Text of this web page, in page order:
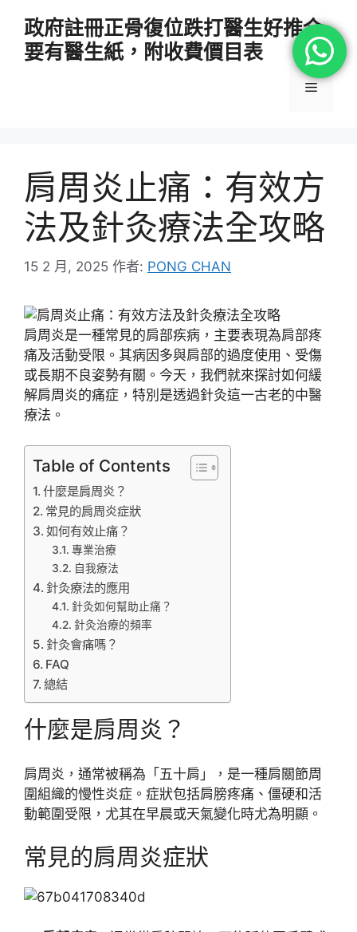
政府註冊正骨復位跌打醫生好推介
要有醫生紙，附收費價目表
選
肩周炎止痛：有效方
法及針灸療法全攻略
15 2 月, 2025 作者: PONG CHAN
肩周炎是一種常見的肩部疾病，主要表現為肩部疼
痛及活動受限。其病因多與肩部的過度使用、受傷
或長期不良姿勢有關。今天，我們就來探討如何緩
解肩周炎的痛症，特別是透過針灸這一古老的中醫
療法。
Table of Contents
什麼是肩周炎？
常見的肩周炎症狀
如何有效止痛？
專業治療
自我療法
針灸療法的應用
針灸如何幫助止痛？
針灸治療的頻率
針灸會痛嗎？
FAQ
總結
什麼是肩周炎？
肩周炎，通常被稱為「五十肩」，是一種肩關節周
圍組織的慢性炎症。症狀包括肩膀疼痛、僵硬和活
動範圍受限，尤其在早晨或天氣變化時尤為明顯。
常見的肩周炎症狀